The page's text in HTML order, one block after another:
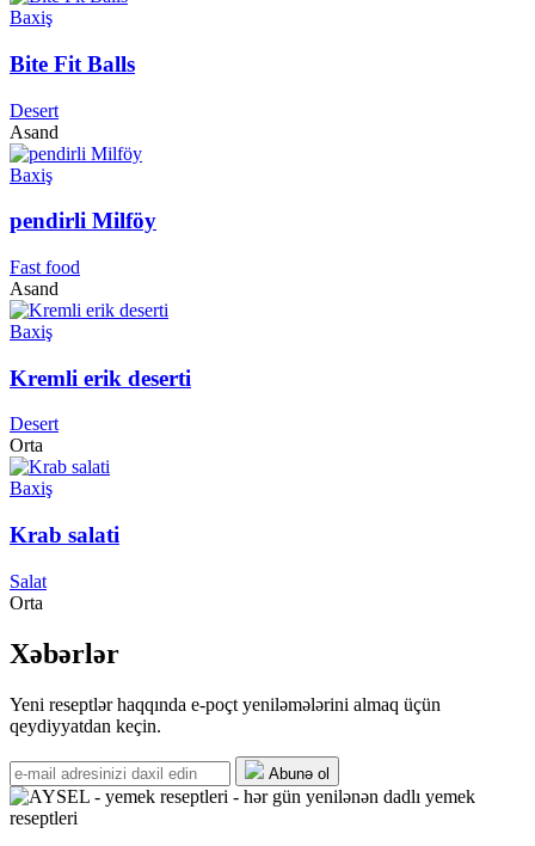
Baxiş
Bite Fit Balls
Desert
Asand
Baxiş
pendirli Milföy
Fast food
Asand
Baxiş
Kremli erik deserti
Desert
Orta
Baxiş
Krab salati
Salat
Orta
Xəbərlər
Yeni reseptlər haqqında e-poçt yeniləmələrini almaq üçün
qeydiyyatdan keçin.
Abunə ol